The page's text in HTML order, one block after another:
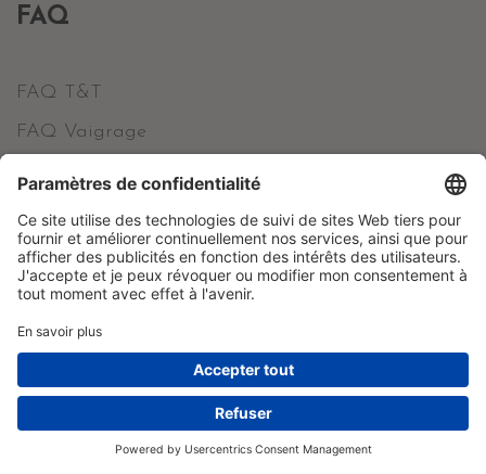
FAQ
FAQ T&T
FAQ Vaigrage
Votre compte
Informations personnelles
Commandes
Avoirs
Adresses